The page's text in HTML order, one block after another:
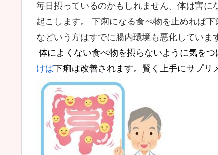
毎日摂っているのかもしれません。体は害
起こします。 下痢になる食べ物を止めれば
などいう方はすでに腸内環境も悪化していま
体によくない食べ物を摂らないように気をつ
けば下痢は改善されます。賢く上手にサプリ